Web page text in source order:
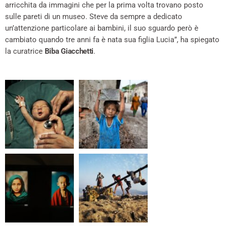
arricchita da immagini che per la prima volta trovano posto
sulle pareti di un museo. Steve da sempre a dedicato
un’attenzione particolare ai bambini, il suo sguardo però è
cambiato quando tre anni fa è nata sua figlia Lucia”, ha spiegato
la curatrice Biba Giacchetti.